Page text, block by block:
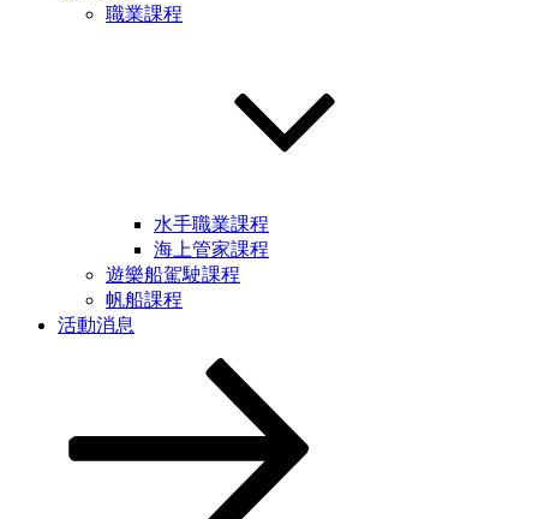
職業課程
水手職業課程
海上管家課程
遊樂船駕駛課程
帆船課程
活動消息